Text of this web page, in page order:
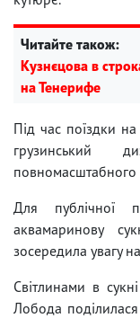
Читайте також:
Кузнєцова в
на Тенерифе
Під час поїздки
грузинський
повномасштабного
Для публічної
аквамаринову
зосередила увагу на
Світлинами в
Лобода